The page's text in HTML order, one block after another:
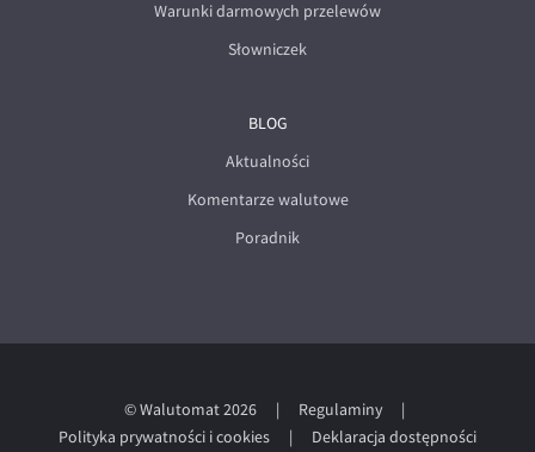
Warunki darmowych przelewów
Słowniczek
BLOG
Aktualności
Komentarze walutowe
Poradnik
© Walutomat 2026 | Regulaminy
|
Polityka prywatności i cookies
| Deklaracja dostępności